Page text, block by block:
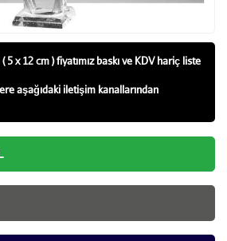
5 x 12 cm ) fiyatımız baskı ve KDV hariç liste
aşağıdaki iletişim kanallarından